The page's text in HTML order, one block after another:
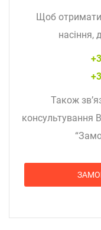
Щоб отримати
насіння,
Також
консультування